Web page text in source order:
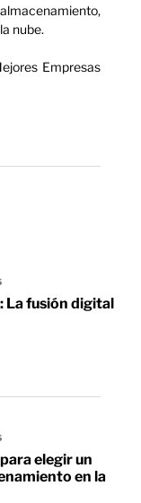
nube.
Empresas
La fusión digital
elegir un
en la